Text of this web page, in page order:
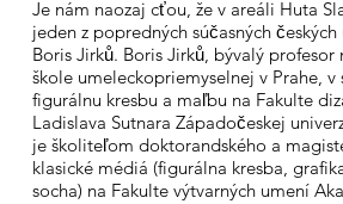
Je nám naozaj cťou, že v areáli Huta
jeden z popredných súčasných
Boris Jirků. Boris Jirků, bývalý profesor
škole umeleckopriemyselnej v Prahe, v
figurálnu kresbu a maľbu na Fakulte
Ladislava Sutnara Západočeskej
je školiteľom doktorandského a
klasické médiá (figurálna kresba,
socha) na Fakulte výtvarných umení